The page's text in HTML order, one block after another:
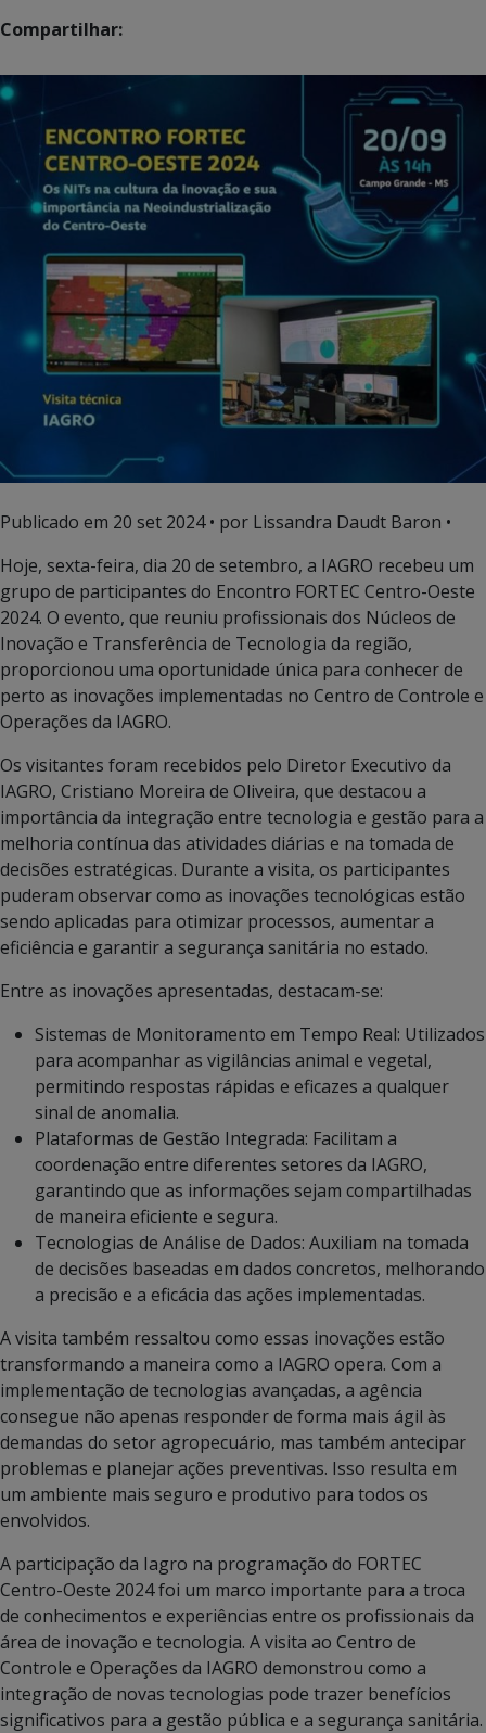
Compartilhar:
Publicado em 20 set 2024• por Lissandra Daudt Baron •
Hoje, sexta-feira, dia 20 de setembro, a IAGRO recebeu um
grupo de participantes do Encontro FORTEC Centro-Oeste
2024. O evento, que reuniu profissionais dos Núcleos de
Inovação e Transferência de Tecnologia da região,
proporcionou uma oportunidade única para conhecer de
perto as inovações implementadas no Centro de Controle e
Operações da IAGRO.
Os visitantes foram recebidos pelo Diretor Executivo da
IAGRO, Cristiano Moreira de Oliveira, que destacou a
importância da integração entre tecnologia e gestão para a
melhoria contínua das atividades diárias e na tomada de
decisões estratégicas. Durante a visita, os participantes
puderam observar como as inovações tecnológicas estão
sendo aplicadas para otimizar processos, aumentar a
eficiência e garantir a segurança sanitária no estado.
Entre as inovações apresentadas, destacam-se:
Sistemas de Monitoramento em Tempo Real: Utilizados
para acompanhar as vigilâncias animal e vegetal,
permitindo respostas rápidas e eficazes a qualquer
sinal de anomalia.
Plataformas de Gestão Integrada: Facilitam a
coordenação entre diferentes setores da IAGRO,
garantindo que as informações sejam compartilhadas
de maneira eficiente e segura.
Tecnologias de Análise de Dados: Auxiliam na tomada
de decisões baseadas em dados concretos, melhorando
a precisão e a eficácia das ações implementadas.
A visita também ressaltou como essas inovações estão
transformando a maneira como a IAGRO opera. Com a
implementação de tecnologias avançadas, a agência
consegue não apenas responder de forma mais ágil às
demandas do setor agropecuário, mas também antecipar
problemas e planejar ações preventivas. Isso resulta em
um ambiente mais seguro e produtivo para todos os
envolvidos.
A participação da Iagro na programação do FORTEC
Centro-Oeste 2024 foi um marco importante para a troca
de conhecimentos e experiências entre os profissionais da
área de inovação e tecnologia. A visita ao Centro de
Controle e Operações da IAGRO demonstrou como a
integração de novas tecnologias pode trazer benefícios
significativos para a gestão pública e a segurança sanitária.